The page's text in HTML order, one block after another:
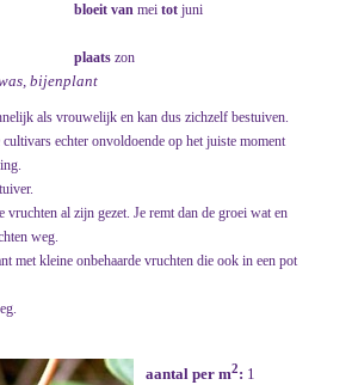
bloeit van mei tot juni
plaats zon
bijenplant
als vrouwelijk en kan dus zichzelf bestuiven.
echter onvoldoende op het juiste moment
al zijn gezet. Je remt dan de groei wat en
weg.
met kleine onbehaarde vruchten die ook in een pot
aantal per m2: 1